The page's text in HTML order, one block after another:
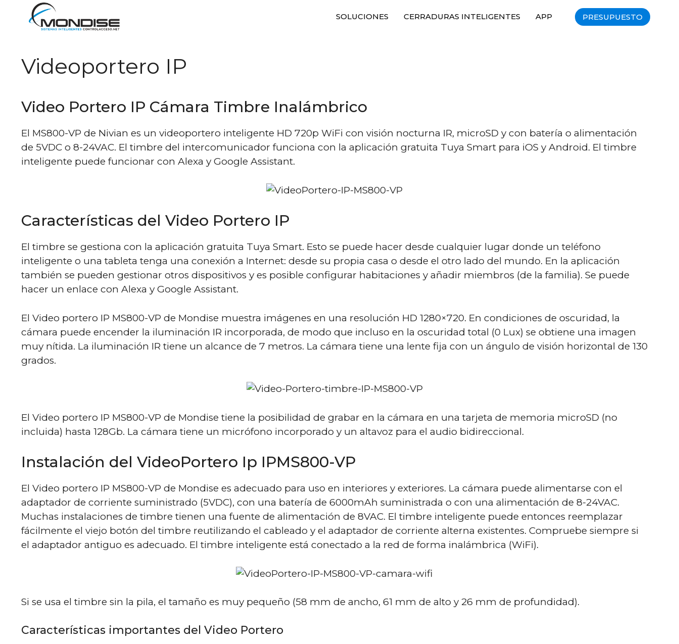
SOLUCIONES CERRADURAS INTELIGENTES APP PRESUPUESTO
Videoportero IP
Video Portero IP Cámara Timbre Inalámbrico
El MS800-VP de Nivian es un videoportero inteligente HD 720p WiFi con visión nocturna IR, microSD y con batería o alimentación
de 5VDC o 8-24VAC. El timbre del intercomunicador funciona con la aplicación gratuita Tuya Smart para iOS y Android. El timbre
inteligente puede funcionar con Alexa y Google Assistant.
Características del Video Portero IP
El timbre se gestiona con la aplicación gratuita Tuya Smart. Esto se puede hacer desde cualquier lugar donde un teléfono
inteligente o una tableta tenga una conexión a Internet: desde su propia casa o desde el otro lado del mundo. En la aplicación
también se pueden gestionar otros dispositivos y es posible configurar habitaciones y añadir miembros (de la familia). Se puede
hacer un enlace con Alexa y Google Assistant.
El Video portero IP MS800-VP de Mondise muestra imágenes en una resolución HD 1280×720. En condiciones de oscuridad, la
cámara puede encender la iluminación IR incorporada, de modo que incluso en la oscuridad total (0 Lux) se obtiene una imagen
muy nítida. La iluminación IR tiene un alcance de 7 metros. La cámara tiene una lente fija con un ángulo de visión horizontal de 130
grados.
El Video portero IP MS800-VP de Mondise tiene la posibilidad de grabar en la cámara en una tarjeta de memoria microSD (no
incluida) hasta 128Gb. La cámara tiene un micrófono incorporado y un altavoz para el audio bidireccional.
Instalación del VideoPortero Ip IPMS800-VP
El Video portero IP MS800-VP de Mondise es adecuado para uso en interiores y exteriores. La cámara puede alimentarse con el
adaptador de corriente suministrado (5VDC), con una batería de 6000mAh suministrada o con una alimentación de 8-24VAC.
Muchas instalaciones de timbre tienen una fuente de alimentación de 8VAC. El timbre inteligente puede entonces reemplazar
fácilmente el viejo botón del timbre reutilizando el cableado y el adaptador de corriente alterna existentes. Compruebe siempre si
el adaptador antiguo es adecuado. El timbre inteligente está conectado a la red de forma inalámbrica (WiFi).
Si se usa el timbre sin la pila, el tamaño es muy pequeño (58 mm de ancho, 61 mm de alto y 26 mm de profundidad).
Características importantes del Video Portero